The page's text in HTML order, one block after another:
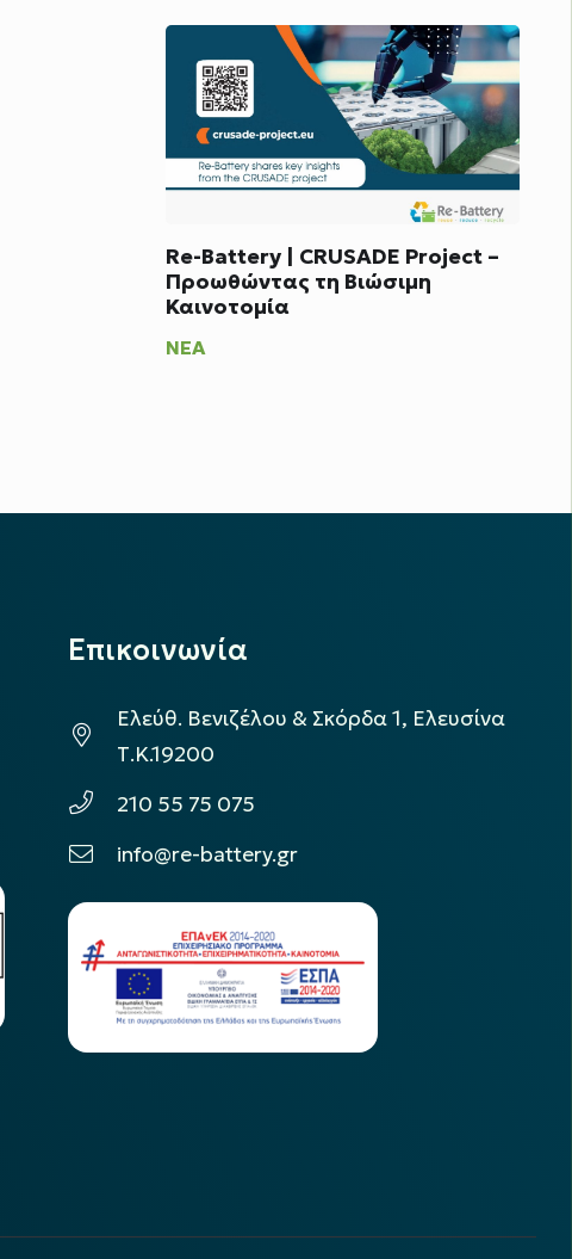
Re-Battery | CRUSADE Project –
Προωθώντας τη Βιώσιμη
Καινοτομία
ΝΈΑ
Επικοινωνία
Ελεύθ. Βενιζέλου & Σκόρδα 1, Ελευσίνα
Τ.Κ.19200
210 55 75 075
info@re-battery.gr